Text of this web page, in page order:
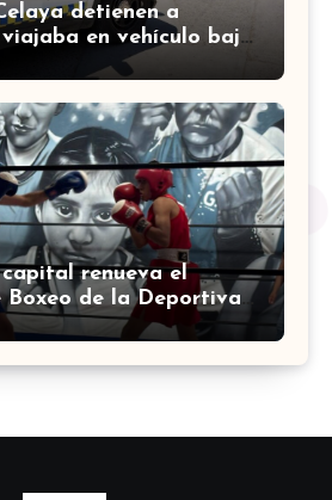
detienen a
en vehículo bajo
renueva el
Boxeo de la Deportiva